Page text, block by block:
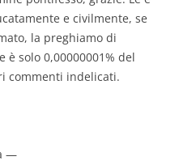
e civilmente, se
la preghiamo di
solo 0,00000001% del
commenti indelicati.
—